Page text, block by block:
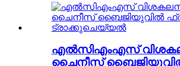
എൽസിഎംഎസ്
ചൈനീസ്